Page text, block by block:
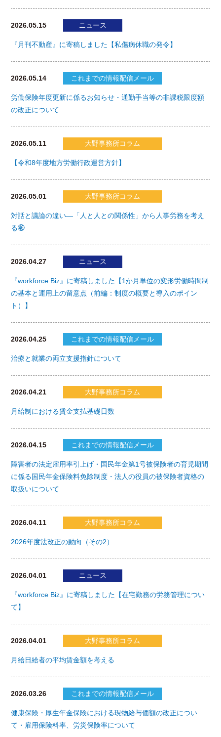
2026.05.15 ニュース
『月刊不動産』に寄稿しました【私傷病休職の発令】
2026.05.14 これまでの情報配信メール
労働保険年度更新に係るお知らせ・通勤手当等の非課税限度額
の改正について
2026.05.11 大野事務所コラム
【令和8年度地方労働行政運営方針】
2026.05.01 大野事務所コラム
対話と議論の違い―「人と人との関係性」から人事労務を考え
る㊻
2026.04.27 ニュース
『workforce Biz』に寄稿しました【1か月単位の変形労働時間制
の基本と運用上の留意点（前編：制度の概要と導入のポイン
ト）】
2026.04.25 これまでの情報配信メール
治療と就業の両立支援指針について
2026.04.21 大野事務所コラム
月給制における賃金支払基礎日数
2026.04.15 これまでの情報配信メール
障害者の法定雇用率引上げ・国民年金第1号被保険者の育児期間
に係る国民年金保険料免除制度・法人の役員の被保険者資格の
取扱いについて
2026.04.11 大野事務所コラム
2026年度法改正の動向（その2）
2026.04.01 ニュース
『workforce Biz』に寄稿しました【在宅勤務の労務管理につい
て】
2026.04.01 大野事務所コラム
月給日給者の平均賃金額を考える
2026.03.26 これまでの情報配信メール
健康保険・厚生年金保険における現物給与価額の改正につい
て・雇用保険料率、労災保険率について